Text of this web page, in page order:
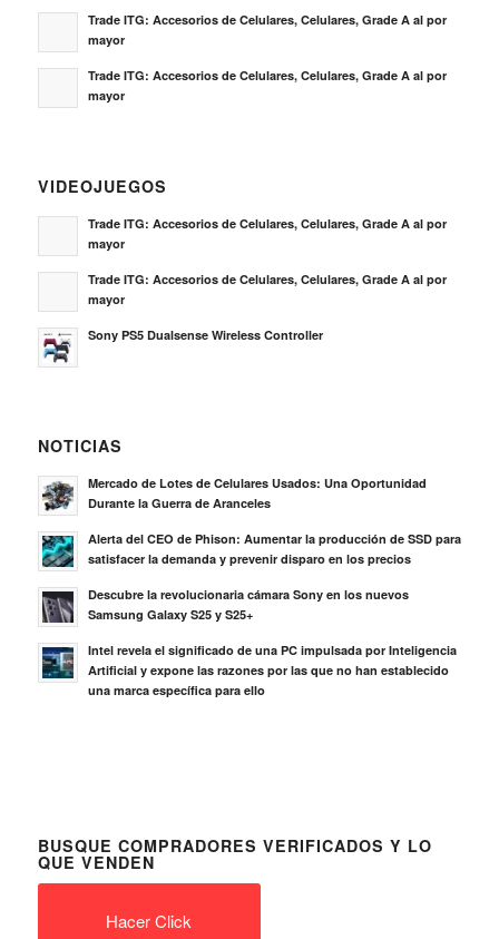
Trade ITG: Accesorios de Celulares, Celulares, Grade A al por
mayor
Trade ITG: Accesorios de Celulares, Celulares, Grade A al por
mayor
VIDEOJUEGOS
Trade ITG: Accesorios de Celulares, Celulares, Grade A al por
mayor
Trade ITG: Accesorios de Celulares, Celulares, Grade A al por
mayor
Sony PS5 Dualsense Wireless Controller
NOTICIAS
Mercado de Lotes de Celulares Usados: Una Oportunidad
Durante la Guerra de Aranceles
Alerta del CEO de Phison: Aumentar la producción de SSD para
satisfacer la demanda y prevenir disparo en los precios
Descubre la revolucionaria cámara Sony en los nuevos
Samsung Galaxy S25 y S25+
Intel revela el significado de una PC impulsada por Inteligencia
Artificial y expone las razones por las que no han establecido
una marca específica para ello
BUSQUE COMPRADORES VERIFICADOS Y LO
QUE VENDEN
Hacer Click